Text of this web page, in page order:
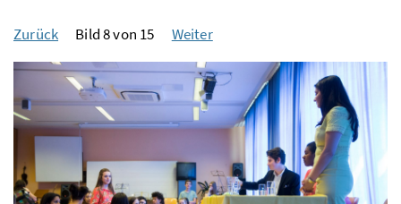
Zurück Bild 8 von 15 Weiter